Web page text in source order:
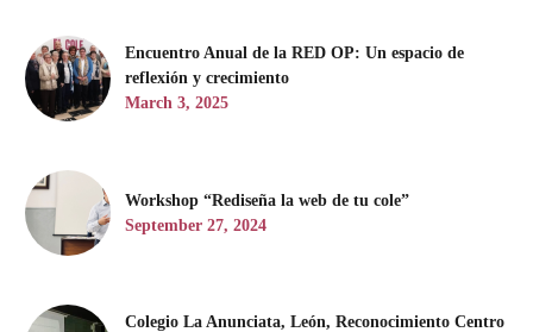
Encuentro Anual de la RED OP: Un espacio de
reflexión y crecimiento
March 3, 2025
Workshop “Rediseña la web de tu cole”
September 27, 2024
Colegio La Anunciata, León, Reconocimiento Centro